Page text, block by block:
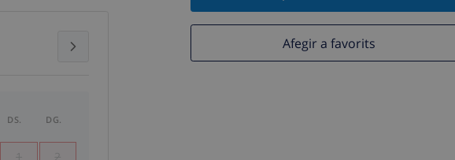
Afegir a favorits
DS. DG.
1 2